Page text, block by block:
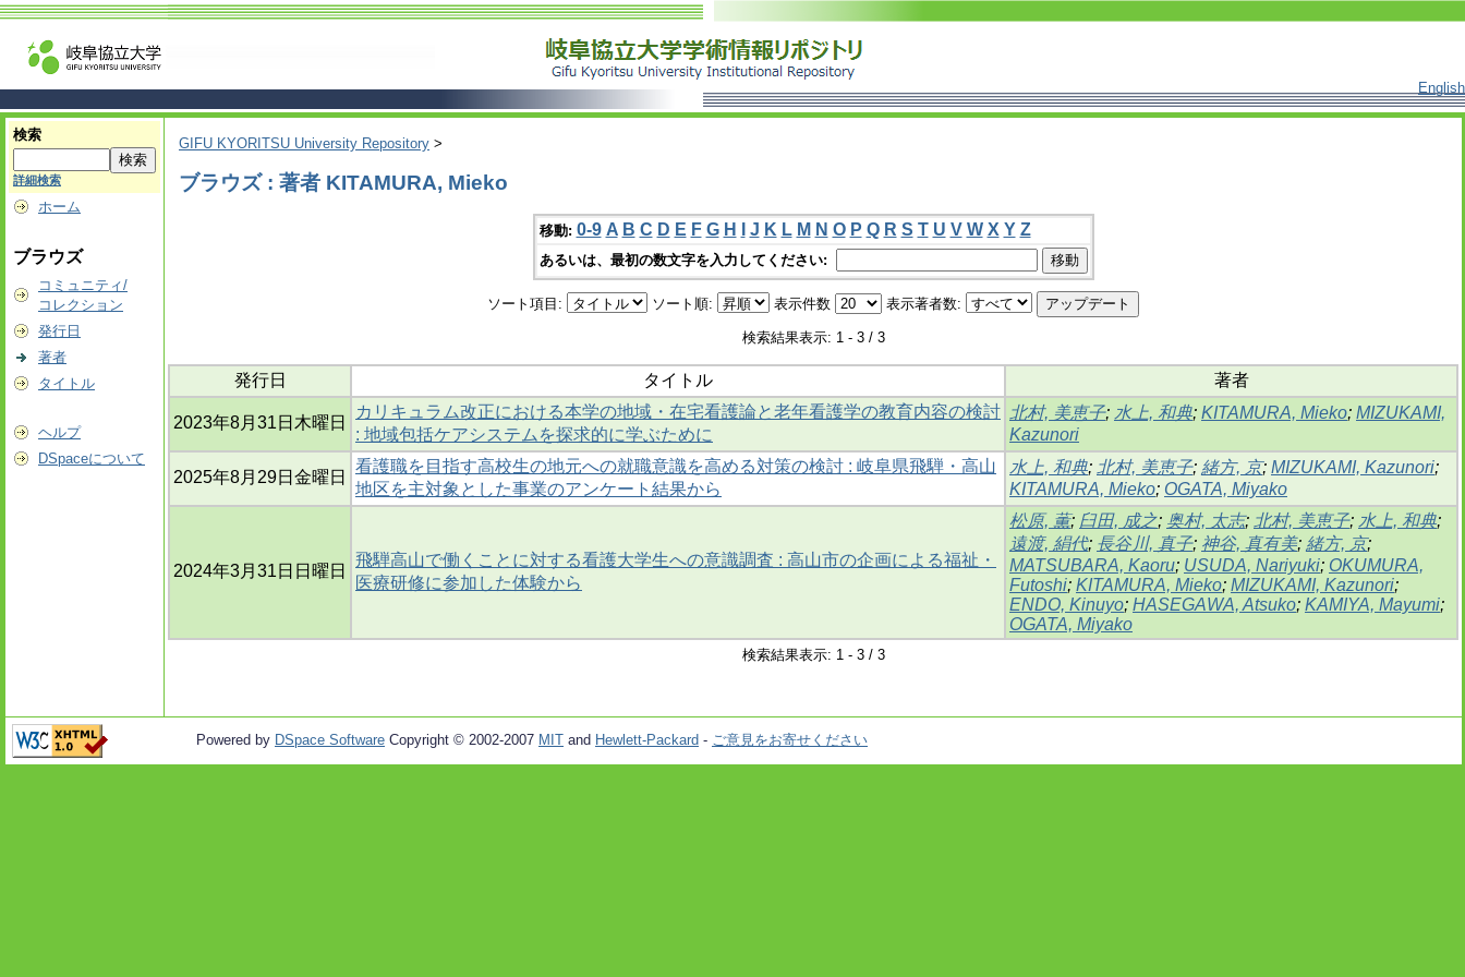
English
検索
詳細検索
ホーム
ブラウズ
コミュニティ/
コレクション
発行日
著者
タイトル
ヘルプ
DSpaceについて
GIFU KYORITSU University Repository >
ブラウズ : 著者 KITAMURA, Mieko
移動: 0-9 A B C D E F G H J K L M N O P Q R S T U V W X Y Z
あるいは、最初の数文字を入力してください:
ソート項目: ソート順: 表示件数 表示著者数:
検索結果表示: 1 - 3 / 3
発行日 タイトル 著者
2023年8月31日木曜日
カリキュラム改正における本学の地域・在宅看護論と老年看護学の教育内容の検討
: 地域包括ケアシステムを探求的に学ぶために
北村, 美恵子; 水上, 和典; KITAMURA, Mieko; MIZUKAMI,
Kazunori
2025年8月29日金曜日
看護職を目指す高校生の地元への就職意識を高める対策の検討 : 岐阜県飛騨・高山
地区を主対象とした事業のアンケート結果から
水上, 和典; 北村, 美恵子; 緒方, 京; MIZUKAMI, Kazunori;
KITAMURA, Mieko; OGATA, Miyako
2024年3月31日日曜日
飛騨高山で働くことに対する看護大学生への意識調査 : 高山市の企画による福祉・
医療研修に参加した体験から
松原, 薫; 臼田, 成之; 奥村, 太志; 北村, 美恵子; 水上, 和典;
遠渡, 絹代; 長谷川, 真子; 神谷, 真有美; 緒方, 京;
MATSUBARA, Kaoru; USUDA, Nariyuki; OKUMURA,
Futoshi; KITAMURA, Mieko; MIZUKAMI, Kazunori;
ENDO, Kinuyo; HASEGAWA, Atsuko; KAMIYA, Mayumi;
OGATA, Miyako
検索結果表示: 1 - 3 / 3
Powered by DSpace Software Copyright © 2002-2007 MIT and Hewlett-Packard - ご意見をお寄せください